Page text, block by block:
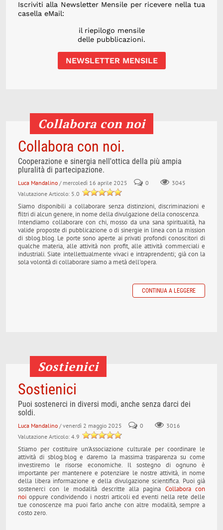
Iscriviti alla Newsletter Mensile per ricevere nella tua
casella eMail:
il riepilogo mensile
delle pubblicazioni.
NEWSLETTER MENSILE
Collabora con noi
Collabora con noi.
Cooperazione e sinergia nell'ottica della più ampia
pluralità di partecipazione.
Luca Mandalino / mercoledì 16 aprile 2025 0
3045
Valutazione Articolo: 5.0
Siamo disponibili a collaborare senza distinzioni, discriminazioni e
filtri di alcun genere, in nome della divulgazione della conoscenza.
Intendiamo collaborare con chi, mosso da una sana spiritualità, ha
valide proposte di pubblicazione o di sinergie in linea con la mission
di sblog.blog. Le porte sono aperte ai privati profondi conoscitori di
qualche materia, alle attività non profit, alle attività commerciali e
industriali. Siate intellettualmente vivaci e intraprendenti; già con la
sola volontà di collaborare siamo a metà dell'opera.
CONTINUA A LEGGERE
Sostienici
Sostienici
Puoi sostenerci in diversi modi, anche senza darci dei
soldi.
Luca Mandalino / venerdì 2 maggio 2025 0
3016
Valutazione Articolo: 4.9
Stiamo per costituire un'Associazione culturale per coordinare le
attività di sblog.blog e daremo la massima trasparenza su come
investiremo le risorse economiche. Il sostegno di ognuno è
importante per mantenere e potenziare le nostre attività, in nome
della libera informazione e della divulgazione scientifica. Puoi già
sostenerci con le modalità descritte alla pagina Collabora con
noi oppure condividendo i nostri articoli ed eventi nella rete delle
tue conoscenze ma puoi farlo anche con altre modalità, sempre a
costo zero.